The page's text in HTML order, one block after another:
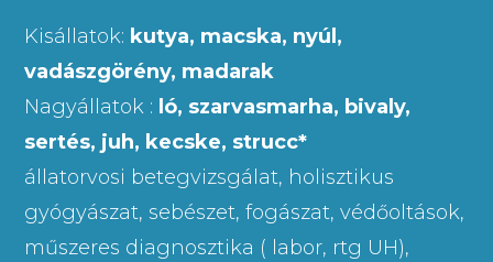
Kisállatok: kutya, macska, nyúl,
vadászgörény, madarak
Nagyállatok : ló, szarvasmarha, bivaly,
sertés, juh, kecske, strucc*
állatorvosi betegvizsgálat, holisztikus
gyógyászat, sebészet,fogászat,védőoltások,
műszeres diagnosztika ( labor, rtg UH),